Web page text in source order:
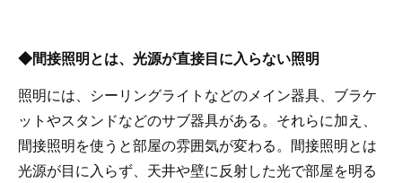
◆間接照明とは、光源が直接目に入らない照明
照明には、シーリングライトなどのメイン器具、ブラケ
ットやスタンドなどのサブ器具がある。それらに加え、
間接照明を使うと部屋の雰囲気が変わる。間接照明とは
光源が目に入らず、天井や壁に反射した光で部屋を明る